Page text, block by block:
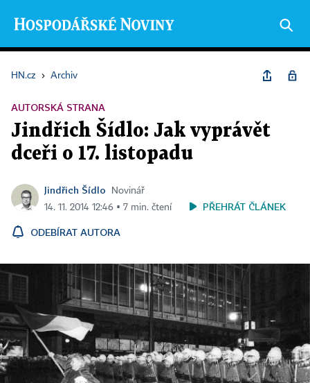
HN.cz › Archiv
AUTORSKÁ STRANA
Jindřich Šídlo: Jak vyprávět
dceři o 17. listopadu
Jindřich Šídlo
Novinář
14. 11. 2014 12:46 ▪ 7 min. čtení
PŘEHRÁT ČLÁNEK
ODEBÍRAT AUTORA